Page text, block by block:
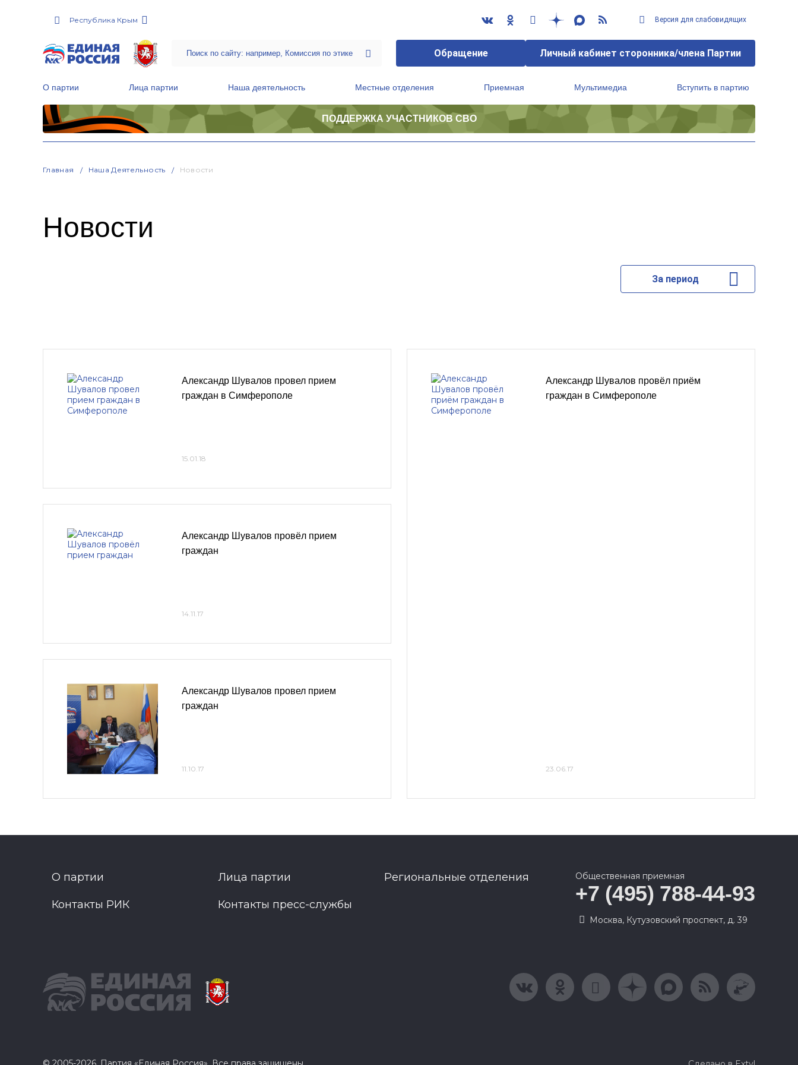
Республика Крым Версия для слабовидящих
Обращение Личный кабинет сторонника/члена Партии
О партии Лица партии Наша деятельность Местные отделения Приемная Мультимедиа Вступить в партию
ПОДДЕРЖКА УЧАСТНИКОВ СВО
Главная Наша Деятельность Новости
Новости
За период
Александр Шувалов провел прием
граждан в Симферополе
15.01.18
Александр Шувалов провёл прием
граждан
14.11.17
Александр Шувалов провел прием
граждан
11.10.17
Александр Шувалов провёл приём
граждан в Симферополе
23.06.17
О партии Лица партии Региональные отделения
Контакты РИК Контакты пресс-службы
Общественная приемная
+7 (495) 788-44-93
Москва, Кутузовский проспект, д. 39